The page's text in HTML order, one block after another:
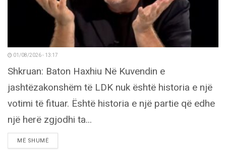
01/08/2026 - 13:17
Shkruan: Baton Haxhiu Në Kuvendin e
jashtëzakonshëm të LDK nuk është historia e një
votimi të fituar. Është historia e një partie që edhe
një herë zgjodhi ta...
MË SHUMËDETAILS